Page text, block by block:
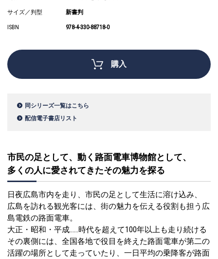
サイズ／判型 新書判
ISBN 978-4-330-88718-0
購入
同シリーズ一覧はこちら
配信電子書店リスト
市民の足として、動く路面電車博物館として、
多くの人に愛されてきたその魅力を探る
日夜広島市内を走り、市民の足として生活に溶け込み、
広島を訪れる観光客には、街の魅力を伝える役割も担う広
島電鉄の路面電車。
大正・昭和・平成……時代を超えて100年以上も走り続ける
その裏側には、全国各地で役目を終えた路面電車が第二の
活躍の場所として走っていたり、一日平均の乗降客が路面